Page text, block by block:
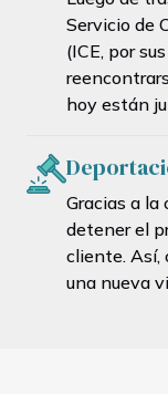
Servicio de
(ICE, por
hoy están
Gracias a la
detener el
cliente. Así,
una nueva